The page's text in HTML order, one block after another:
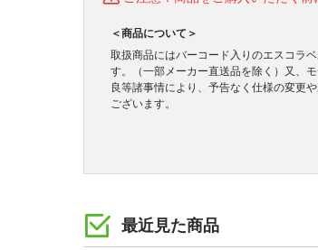
＜商品について＞
取扱商品にはバーコード入りのエスコラ
す。（一部メーカー直送品を除く）又、
良等諸事情により、予告なく仕様の変更
ございます。
最近見た商品